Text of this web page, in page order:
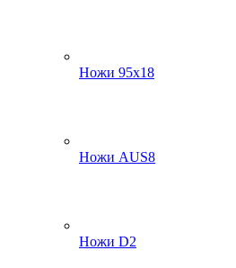
Ножи 95х18
Ножи AUS8
Ножи D2